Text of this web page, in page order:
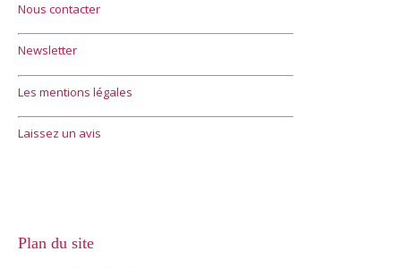
Nous contacter
Newsletter
Les mentions légales
Laissez un avis
Plan du site